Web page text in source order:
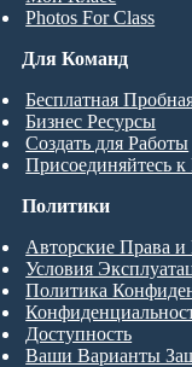
Photos For Class
Для Команд
Бесплатная
Бизнес Ресурсы
Создать для Работы
Присоединяйтесь
Политики
Авторские Права и
Условия
Политика
Доступность
Ваши Варианты